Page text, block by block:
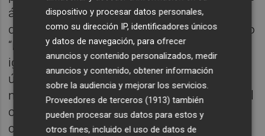
álbum de Chico y Chica. Desde septiembre
de 2020 han seguido lanzando singles como
“Panorama” o “Que opinen las modelos”. Da
igual las veces que las haya escuchado
últimamente, siguen sonando igual de
necesarias. Y ahora vuelven, insertadas en el
contexto de un álbum, rodeadas de otras
canciones con las que se llevan de cine. Las
dispositivo y procesar datos personales,
como su dirección IP, identificadores únicos
y datos de navegación, para ofrecer
anuncios y contenido personalizados, medir
anuncios y contenido, obtener información
sobre la audiencia y mejorar los servicios.
Proveedores de terceros (1913) también
pueden procesar sus datos para estos y
otros fines, incluido el uso de datos de